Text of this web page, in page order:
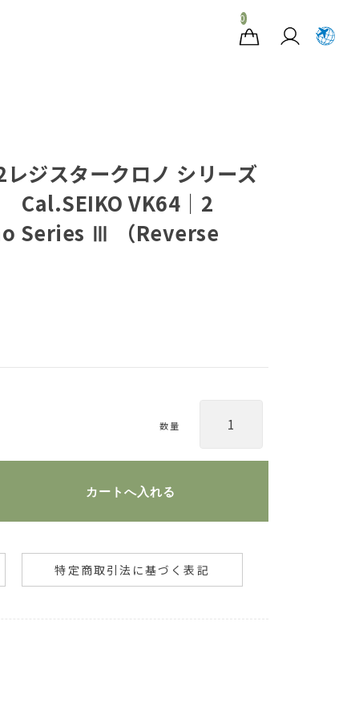
0
ジスタークロノ シリーズ
Cal.SEIKO VK64｜2
Series Ⅲ （Reverse
数量
特定商取引法に基づく表記